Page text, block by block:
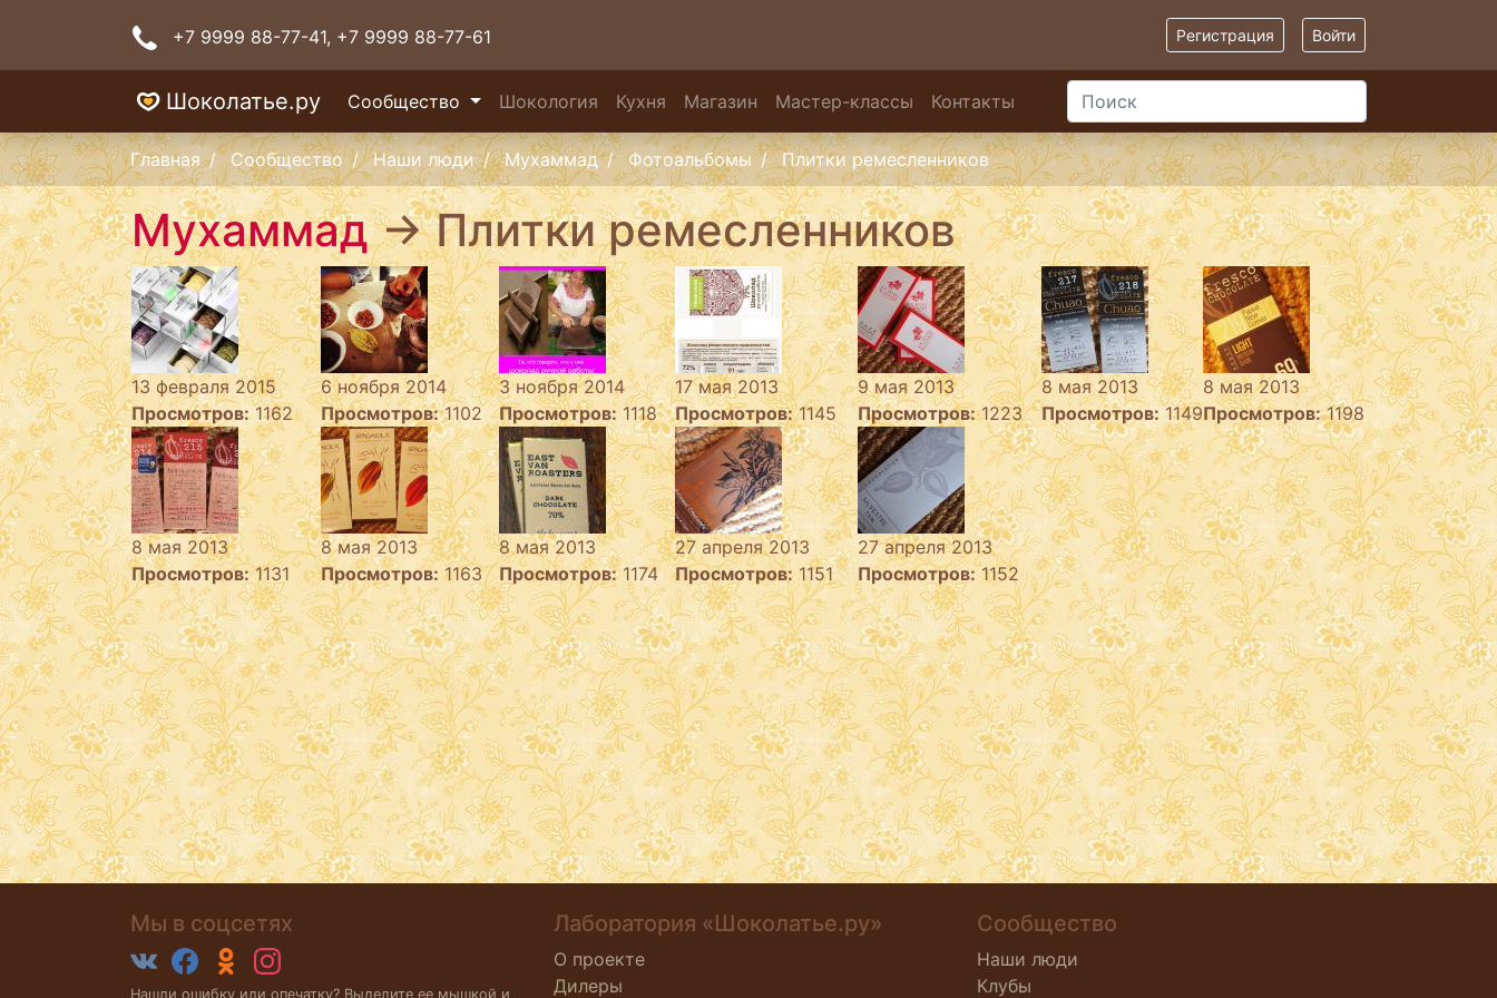
+7 9999 88-77-41, +7 9999 88-77-61 Регистрация Войти
Шоколатье.ру Сообщество Шокология Кухня Магазин Мастер-классы Контакты
Главная Сообщество Наши люди Мухаммад Фотоальбомы Плитки ремесленников
Мухаммад→ Плитки ремесленников
13 февраля 2015
Просмотров:1162
6 ноября 2014
Просмотров:1102
3 ноября 2014
Просмотров: 1118
17 мая 2013
Просмотров:1145
9 мая 2013
Просмотров:1223
8 мая 2013
Просмотров:1149
8 мая 2013
Просмотров:1198
8 мая 2013
Просмотров: 1131
8 мая 2013
Просмотров: 1163
8 мая 2013
Просмотров:1174
27 апреля 2013
Просмотров: 1151
27 апреля 2013
Просмотров:1152
Мы в соцсетях
Нашли ошибку или опечатку? Выделите ее мышкой и
Лаборатория «Шоколатье.ру»
О проекте
Дилеры
Сообщество
Наши люди
Клубы